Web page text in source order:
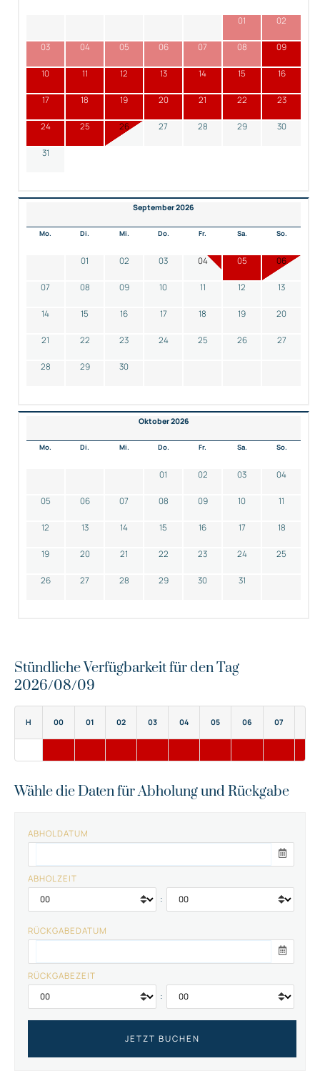
01 02
03 04 05 06 07 08 09
10 11 12 13 14 15 16
17 18 19 20 21 22 23
24 25 26 27 28 29 30
31
September 2026
Mo. Di. Mi. Do. Fr. Sa. So.
01 02 03 04 05 06
07 08 09 10 11 12 13
14 15 16 17 18 19 20
21 22 23 24 25 26 27
28 29 30
Oktober 2026
Mo. Di. Mi. Do. Fr. Sa. So.
01 02 03 04
05 06 07 08 09 10 11
12 13 14 15 16 17 18
19 20 21 22 23 24 25
26 27 28 29 30 31
Stündliche Verfügbarkeit für den Tag
2026/08/09
H 00 01 02 03 04 05 06 07
Wähle die Daten für Abholung und Rückgabe
ABHOLDATUM
ABHOLZEIT
:
RÜCKGABEDATUM
RÜCKGABEZEIT
: